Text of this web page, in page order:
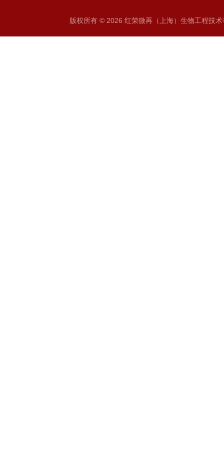
版权所有 © 2026 红荣微再（上海）生物工程技